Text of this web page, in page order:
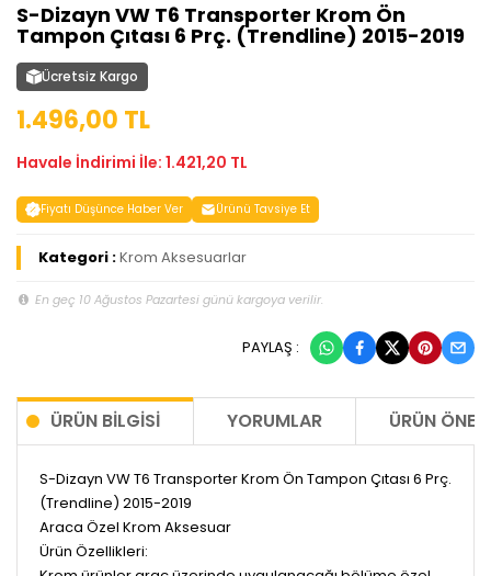
S-Dizayn VW T6 Transporter Krom Ön
Tampon Çıtası 6 Prç. (Trendline) 2015-2019
Ücretsiz Kargo
1.496,00 TL
Havale İndirimi İle: 1.421,20 TL
Fiyatı Düşünce Haber Ver Ürünü Tavsiye Et
Kategori :Krom Aksesuarlar
En geç 10 Ağustos Pazartesi günü kargoya verilir.
PAYLAŞ :
ÜRÜN BILGISI YORUMLAR ÜRÜN
S-Dizayn VW T6 Transporter Krom Ön Tampon Çıtası 6 Prç.
(Trendline) 2015-2019
Araca Özel Krom Aksesuar
Ürün Özellikleri: